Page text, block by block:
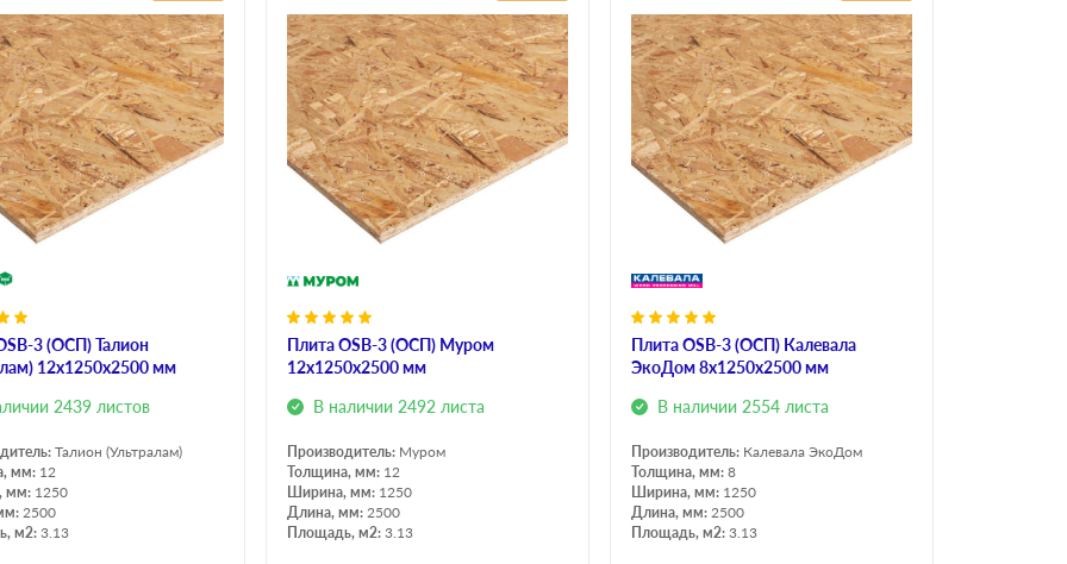
3 (ОСП) Талион
12х1250х2500 мм
2439 листов
Талион (Ультралам)
мм: 12
мм: 1250
2500
м2:3.13
Плита OSB-3 (ОСП) Муром
12х1250х2500 мм
В наличии 2492 листа
Производитель: Муром
Толщина, мм: 12
Ширина, мм: 1250
Длина, мм: 2500
Площадь, м2: 3.13
Плита OSB-3 (ОСП) Калевала
ЭкоДом 8х1250х2500 мм
В наличии 2554 листа
Производитель: Калевала ЭкоДом
Толщина, мм: 8
Ширина, мм: 1250
Длина, мм: 2500
Площадь, м2: 3.13